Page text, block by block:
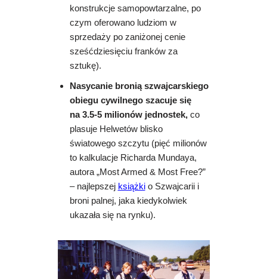
konstrukcje samopowtarzalne, po
czym oferowano ludziom w
sprzedaży po zaniżonej cenie
sześćdziesięciu franków za
sztukę).
Nasycaniebronią szwajcarskiego
obiegu cywilnego szacuje się
na 3.5-5 milionów jednostek, co
plasuje Helwetów blisko
światowego szczytu (pięć milionów
to kalkulacje Richarda Mundaya,
autora „Most Armed & Most Free?”
– najlepszej książki o Szwajcarii i
broni palnej, jaka kiedykolwiek
ukazała się na rynku).